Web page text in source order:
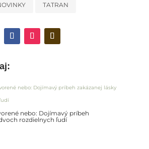
TATRAN
nebo: Dojímavý príbeh
rozdielnych ľudí